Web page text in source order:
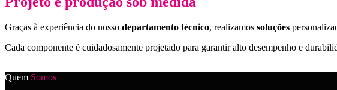
Graças à experiência do nosso departamento técnico, realizamos soluções
Cada componente é cuidadosamente projetado para garantir alto desempenho e
Quem Somos